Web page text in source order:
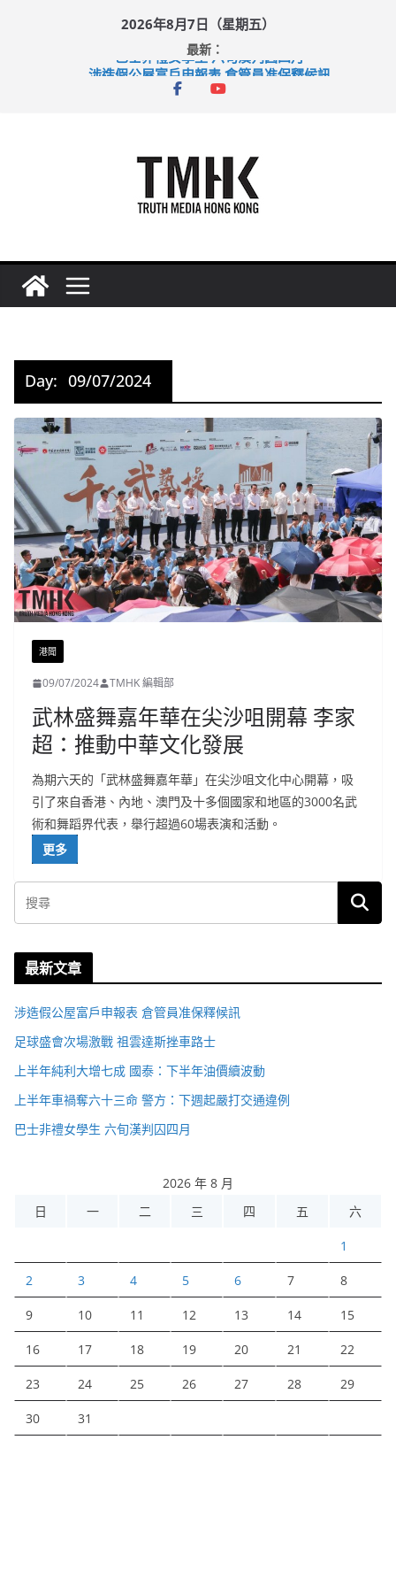
2026年8月7日（星期五）
最新：
巴士非禮女學生 六旬漢判囚四月
涉造假公屋富戶申報表 倉管員准保釋候訊
足球盛會次場激戰 祖雲達斯挫車路士
Day: 09/07/2024
港聞
09/07/2024 TMHK 編輯部
武林盛舞嘉年華在尖沙咀開幕 李家
超：推動中華文化發展
為期六天的「武林盛舞嘉年華」在尖沙咀文化中心開幕，吸
引了來自香港、內地、澳門及十多個國家和地區的3000名武
術和舞蹈界代表，舉行超過60場表演和活動。
更多
最新文章
涉造假公屋富戶申報表 倉管員准保釋候訊
足球盛會次場激戰 祖雲達斯挫車路士
上半年純利大增七成 國泰：下半年油價續波動
上半年車禍奪六十三命 警方：下週起嚴打交通違例
巴士非禮女學生 六旬漢判囚四月
2026 年 8 月
日
一 二 三 四 五 六
1
2 3 4 5 6 7 8
9 10 11 12 13 14 15
16 17 18 19 20 21 22
23 24 25 26 27 28 29
30 31